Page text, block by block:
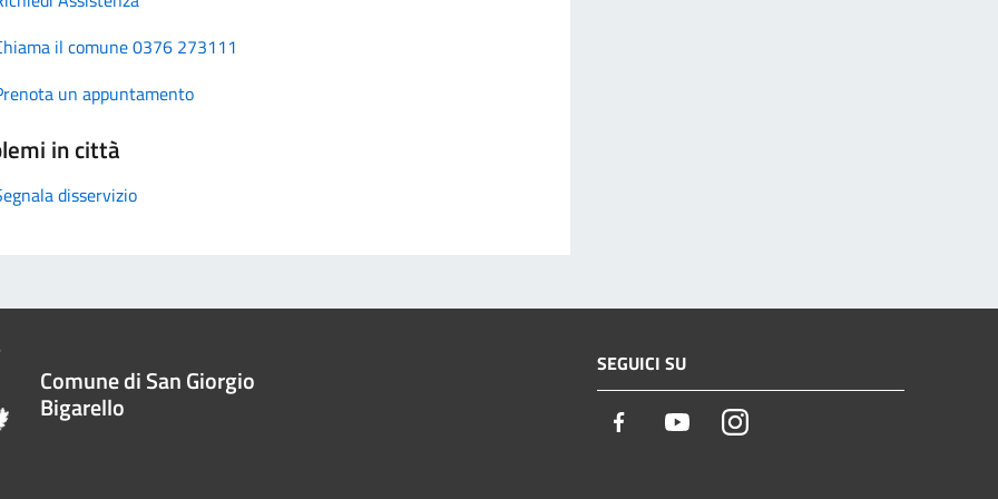
il comune 0376 273111
un appuntamento
in città
disservizio
Comune di San Giorgio
Bigarello
SEGUICI SU
Facebook YoutubeInstagram